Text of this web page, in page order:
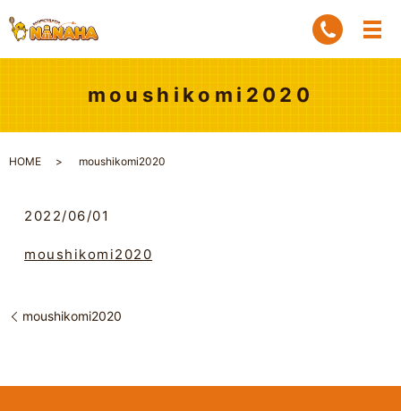
moushikomi2020
HOME moushikomi2020
2022/06/01
moushikomi2020
moushikomi2020